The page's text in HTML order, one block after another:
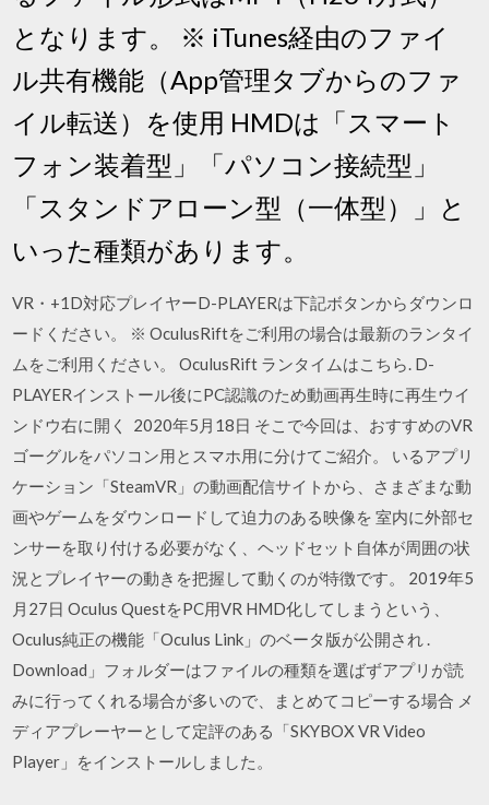
となります。 ※ iTunes経由のファイ
ル共有機能（App管理タブからのファ
イル転送）を使用 HMDは「スマート
フォン装着型」「パソコン接続型」
「スタンドアローン型（一体型）」と
いった種類があります。
VR・+1D対応プレイヤーD-PLAYERは下記ボタンからダウンロ
ードください。 ※ OculusRiftをご利用の場合は最新のランタイ
ムをご利用ください。 OculusRift ランタイムはこちら. D-
PLAYERインストール後にPC認識のため動画再生時に再生ウイ
ンドウ右に開く 2020年5月18日 そこで今回は、おすすめのVR
ゴーグルをパソコン用とスマホ用に分けてご紹介。 いるアプリ
ケーション「SteamVR」の動画配信サイトから、さまざまな動
画やゲームをダウンロードして迫力のある映像を 室内に外部セ
ンサーを取り付ける必要がなく、ヘッドセット自体が周囲の状
況とプレイヤーの動きを把握して動くのが特徴です。 2019年5
月27日 Oculus QuestをPC用VR HMD化してしまうという、
Oculus純正の機能「Oculus Link」のベータ版が公開され .
Download」フォルダーはファイルの種類を選ばずアプリが読
みに行ってくれる場合が多いので、まとめてコピーする場合 メ
ディアプレーヤーとして定評のある「SKYBOX VR Video
Player」をインストールしました。